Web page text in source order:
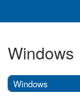
Windows
Windows